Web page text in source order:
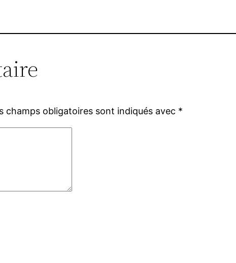
champs obligatoires sont indiqués avec *